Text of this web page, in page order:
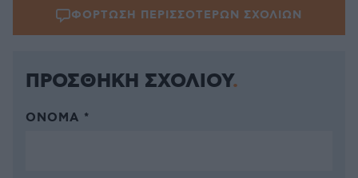
ΦΟΡΤΩΣΗ ΠΕΡΙΣΣΟΤΕΡΩΝ ΣΧΟΛΙΩΝ
ΠΡΟΣΘΗΚΗ ΣΧΟΛΙΟΥ
ΌΝΟΜΑ *